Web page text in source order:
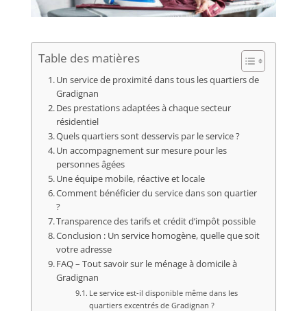
Table des matières
Un service de proximité dans tous les quartiers de
Gradignan
Des prestations adaptées à chaque secteur
résidentiel
Quels quartiers sont desservis par le service ?
Un accompagnement sur mesure pour les
personnes âgées
Une équipe mobile, réactive et locale
Comment bénéficier du service dans son quartier
?
Transparence des tarifs et crédit d’impôt possible
Conclusion : Un service homogène, quelle que soit
votre adresse
FAQ – Tout savoir sur le ménage à domicile à
Gradignan
Le service est-il disponible même dans les
quartiers excentrés de Gradignan ?